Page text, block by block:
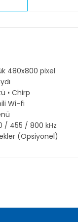
480x800 pixel
• Chirp
Wi-fi
/ 455 / 800 kHz
(Opsiyonel)